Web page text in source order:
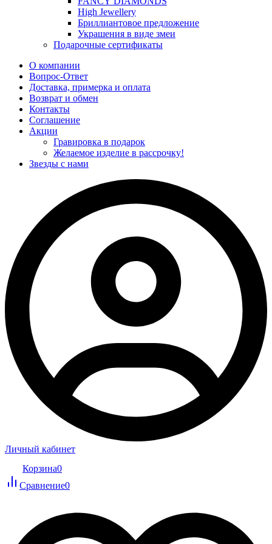
High Jewellery
Бриллиантовое предложение
Украшения в виде змеи
Подарочные сертификаты
О компании
Вопрос-Ответ
Доставка, примерка и оплата
Возврат и обмен
Контакты
Соглашение
Акции
Гравировка в подарок
Желаемое изделие в рассрочку!
Звезды с нами
Личный кабинет
Корзина0
Сравнение0